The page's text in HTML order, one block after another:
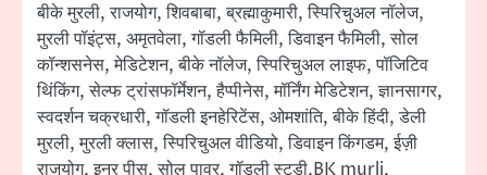
बीके मुरली, राजयोग, शिवबाबा, ब्रह्माकुमारी, स्पिरिचुअल नॉलेज,
मुरली पॉइंट्स, अमृतवेला, गॉडली फैमिली, डिवाइन फैमिली, सोल
कॉन्शसनेस, मेडिटेशन, बीके नॉलेज, स्पिरिचुअल लाइफ, पॉजिटिव
थिंकिंग, सेल्फ ट्रांसफॉर्मेशन, हैप्पीनेस, मॉर्निंग मेडिटेशन, ज्ञानसागर,
स्वदर्शन चक्रधारी, गॉडली इनहेरिटेंस, ओमशांति, बीके हिंदी, डेली
मुरली, मुरली क्लास, स्पिरिचुअल वीडियो, डिवाइन किंगडम, ईज़ी
राजयोग, इनर पीस, सोल पावर, गॉडली स्टडी,BK murli,